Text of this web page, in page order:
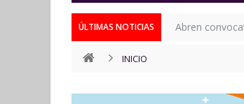
ÚLTIMAS NOTICIAS Abren
INICIO